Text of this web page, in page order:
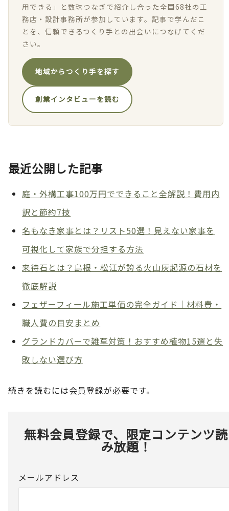
用できる」と数珠つなぎで紹介し合った全国68社の工
務店・設計事務所が参加しています。記事で学んだこ
とを、信頼できるつくり手との出会いにつなげてくだ
さい。
地域からつくり手を探す
創業インタビューを読む
最近公開した記事
庭・外構工事100万円でできること全解説！費用内
訳と節約7技
名もなき家事とは？リスト50選！見えない家事を
可視化して家族で分担する方法
来待石とは？島根・松江が誇る火山灰起源の石材を
徹底解説
フェザーフィール施工単価の完全ガイド｜材料費・
職人費の目安まとめ
グランドカバーで雑草対策！おすすめ植物15選と失
敗しない選び方
続きを読むには会員登録が必要です。
無料会員登録で、限定コンテンツ読
み放題！
メールアドレス